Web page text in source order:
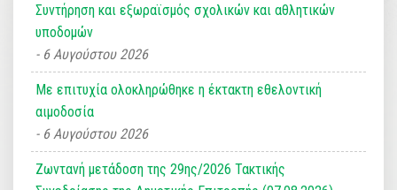
Συντήρηση και εξωραϊσμός σχολικών και αθλητικών
υποδομών
6 Αυγούστου 2026
Με επιτυχία ολοκληρώθηκε η έκτακτη εθελοντική
αιμοδοσία
6 Αυγούστου 2026
Ζωντανή μετάδοση της 29ης/2026 Τακτικής